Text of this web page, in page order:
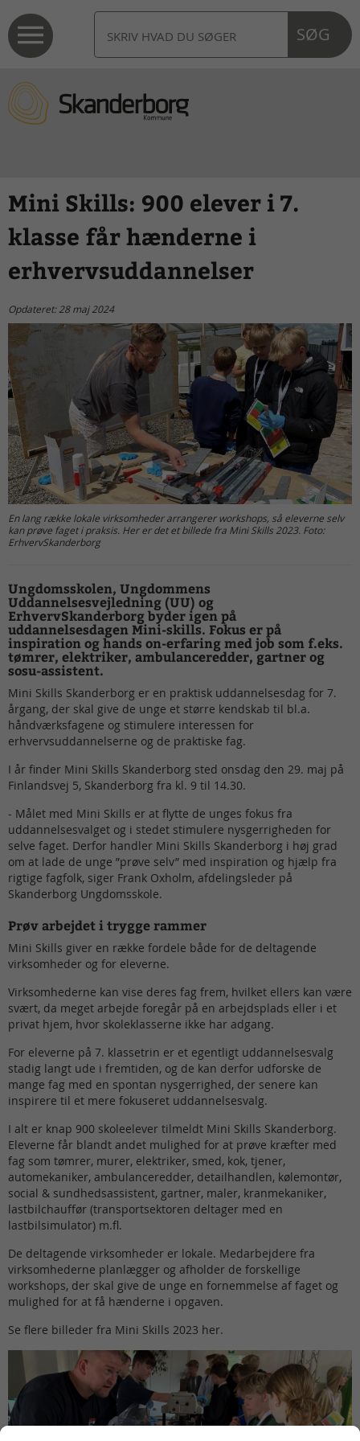
SØG
Mini Skills: 900 elever i 7.
klasse får hænderne i
erhvervsuddannelser
Opdateret: 28 maj 2024
En lang række lokale virksomheder arrangerer workshops, så eleverne selv
kan prøve faget i praksis. Her er det et billede fra Mini Skills 2023. Foto:
ErhvervSkanderborg
Ungdomsskolen, Ungdommens
Uddannelsesvejledning (UU) og
ErhvervSkanderborg byder igen på
uddannelsesdagen Mini-skills. Fokus er på
inspiration og hands on-erfaring med job som f.eks.
tømrer, elektriker, ambulanceredder, gartner og
sosu-assistent.
Mini Skills Skanderborg er en praktisk uddannelsesdag for 7.
årgang, der skal give de unge et større kendskab til bl.a.
håndværksfagene og stimulere interessen for
erhvervsuddannelserne og de praktiske fag.
I år finder Mini Skills Skanderborg sted onsdag den 29. maj på
Finlandsvej 5, Skanderborg fra kl. 9 til 14.30.
- Målet med Mini Skills er at flytte de unges fokus fra
uddannelsesvalget og i stedet stimulere nysgerrigheden for
selve faget. Derfor handler Mini Skills Skanderborg i høj grad
om at lade de unge ”prøve selv” med inspiration og hjælp fra
rigtige fagfolk, siger Frank Oxholm, afdelingsleder på
Skanderborg Ungdomsskole.
Prøv arbejdet i trygge rammer
Mini Skills giver en række fordele både for de deltagende
virksomheder og for eleverne.
Virksomhederne kan vise deres fag frem, hvilket ellers kan være
svært, da meget arbejde foregår på en arbejdsplads eller i et
privat hjem, hvor skoleklasserne ikke har adgang.
For eleverne på 7. klassetrin er et egentligt uddannelsesvalg
stadig langt ude i fremtiden, og de kan derfor udforske de
mange fag med en spontan nysgerrighed, der senere kan
inspirere til et mere fokuseret uddannelsesvalg.
I alt er knap 900 skoleelever tilmeldt Mini Skills Skanderborg.
Eleverne får blandt andet mulighed for at prøve kræfter med
fag som tømrer, murer, elektriker, smed, kok, tjener,
automekaniker, ambulanceredder, detailhandlen, kølemontør,
social & sundhedsassistent, gartner, maler, kranmekaniker,
lastbilchauffør (transportsektoren deltager med en
lastbilsimulator) m.fl.
De deltagende virksomheder er lokale. Medarbejdere fra
virksomhederne planlægger og afholder de forskellige
workshops, der skal give de unge en fornemmelse af faget og
mulighed for at få hænderne i opgaven.
Se flere billeder fra Mini Skills 2023 her.